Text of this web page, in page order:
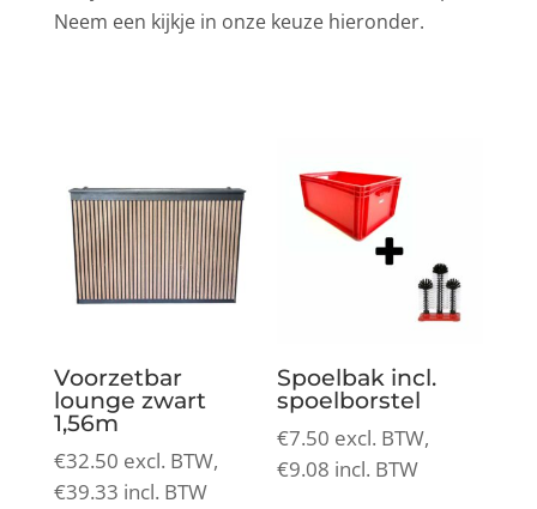
Neem een kijkje in onze keuze hieronder.
Voorzetbar
lounge zwart
1,56m
€32.50 excl. BTW,
€39.33 incl. BTW
Spoelbak incl.
spoelborstel
€7.50 excl. BTW,
€9.08 incl. BTW